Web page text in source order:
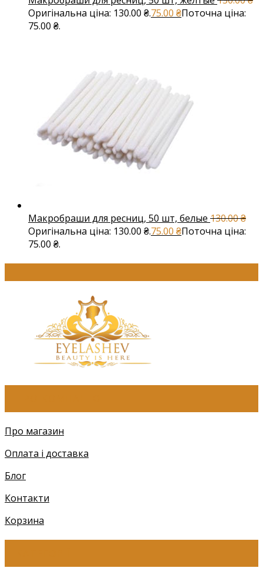
Оригінальна ціна: 130.00 ₴.75.00 ₴Поточна ціна:
75.00 ₴.
Макробраши для ресниц, 50 шт, белые 130.00₴
Оригінальна ціна: 130.00 ₴.75.00 ₴Поточна ціна:
75.00 ₴.
Про магазин
Оплата і доставка
Блог
Контакти
Корзина